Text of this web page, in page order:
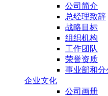
公司简介
总经理致辞
战略目标
组织机构
工作团队
荣誉资质
事业部和分
企业文化
公司画册